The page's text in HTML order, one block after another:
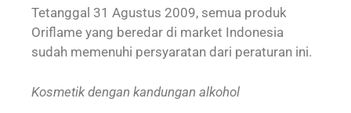
Tetanggal 31 Agustus 2009, semua produk
Oriflame yang beredar di market Indonesia
sudah memenuhi persyaratan dari peraturan ini.
Kosmetik dengan kandungan alkohol